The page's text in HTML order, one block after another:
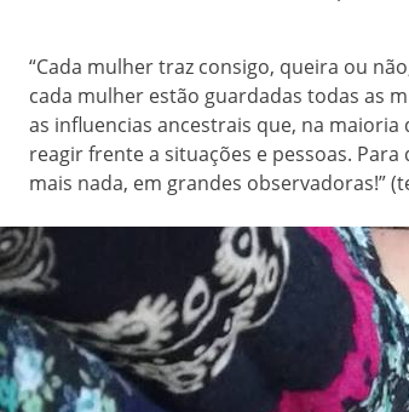
“Cada mulher traz consigo, queira ou
cada mulher estão guardadas todas as
as influencias ancestrais que, na
reagir frente a situações e pessoas.
mais nada, em grandes observadoras!”